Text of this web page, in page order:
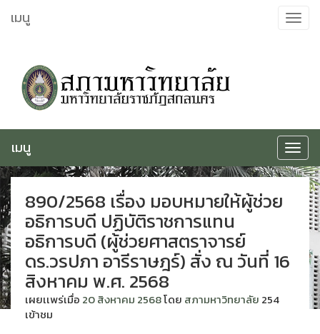
ไป
Toggle
เมนู
Toggle
เมนู
890/2568 เรื่อง มอบหมายให้ผู้ช่วย
อธิการบดี ปฏิบัติราชการแทน
อธิการบดี (ผู้ช่วยศาสตราจารย์
ดร.วรปภา อารีราษฎร์) สั่ง ณ วันที่ 16
สิงหาคม พ.ศ. 2568
เผยเเพร่เมื่อ 20 สิงหาคม 2568โดย สภามหาวิทยาลัย 254
เข้าชม